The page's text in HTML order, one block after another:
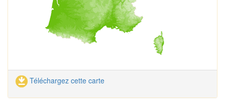
Téléchargez cette carte